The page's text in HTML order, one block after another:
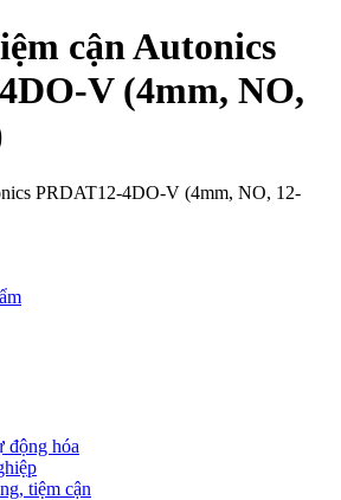
cận Autonics
V (4mm, NO,
PRDAT12-4DO-V (4mm, NO, 12-
động hóa
tiệm cận